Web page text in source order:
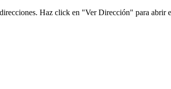
Haz click en "Ver Dirección" para abrir